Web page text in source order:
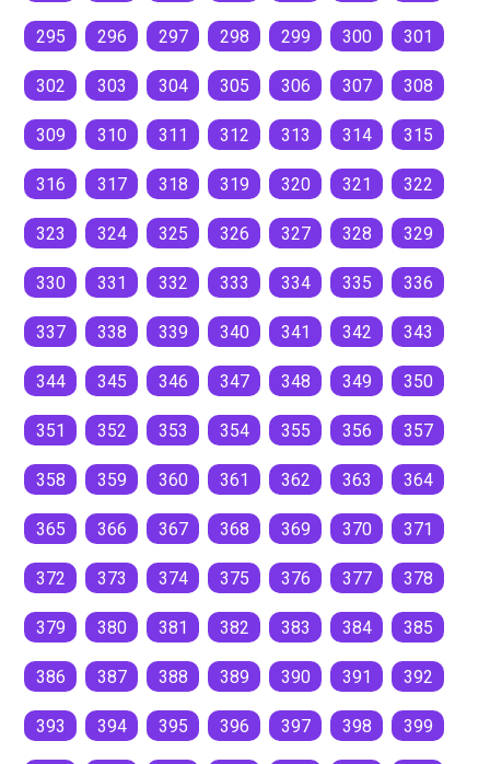
295 296 297 298 299 300 301
302 303 304 305 306 307 308
309 310 311 312 313 314 315
316 317 318 319 320 321 322
323 324 325 326 327 328 329
330 331 332 333 334 335 336
337 338 339 340 341 342 343
344 345 346 347 348 349 350
351 352 353 354 355 356 357
358 359 360 361 362 363 364
365 366 367 368 369 370 371
372 373 374 375 376 377 378
379 380 381 382 383 384 385
386 387 388 389 390 391 392
393 394 395 396 397 398 399